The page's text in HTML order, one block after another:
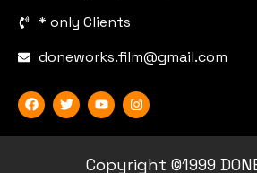
* only Clients
doneworks.film@gmail.com
Copyright ©1999